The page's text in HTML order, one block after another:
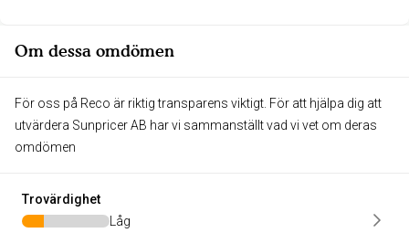
Om dessa omdömen
För oss på Reco är riktig transparens viktigt. För att hjälpa dig att
utvärdera Sunpricer AB har vi sammanställt vad vi vet om deras
omdömen
Trovärdighet
Låg